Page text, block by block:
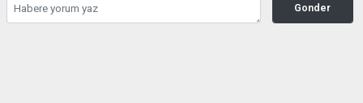
Gonder